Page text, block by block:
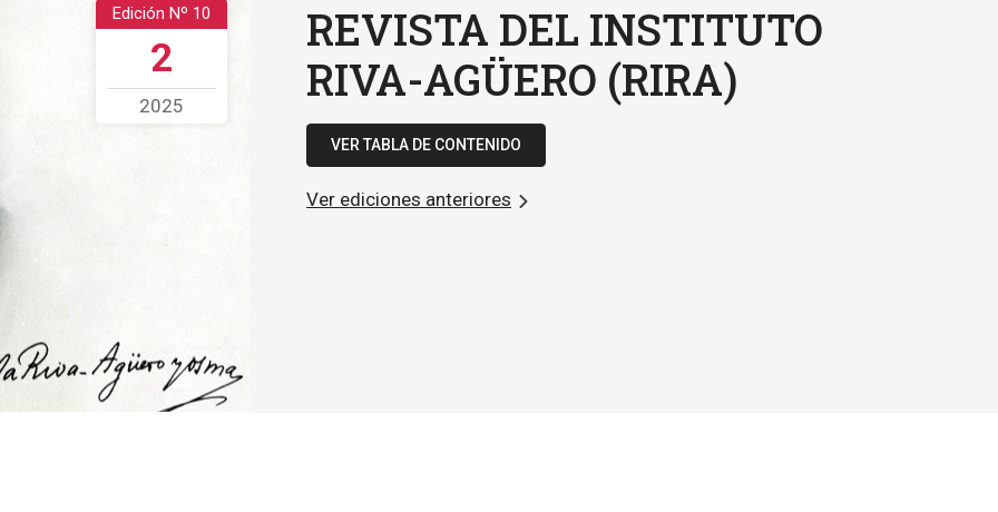
Edición Nº 10
2
2025
REVISTA DEL INSTITUTO
RIVA-AGÜERO (RIRA)
VER TABLA DE CONTENIDO
Ver ediciones anteriores